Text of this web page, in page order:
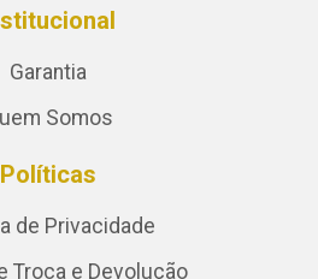
Garantia
Somos
Políticas
de Privacidade
Troca e Devolução